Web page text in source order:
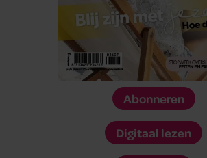
Abonneren
Digitaal lezen